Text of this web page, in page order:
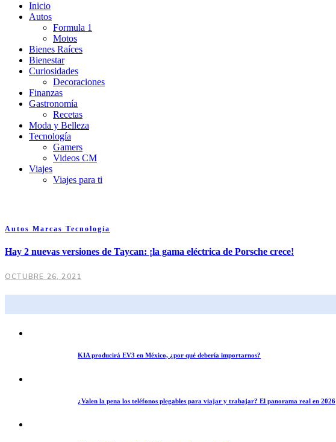
Inicio
Autos
Formula 1
Motos
Bienes Raíces
Bienestar
Curiosidades
Decoraciones
Finanzas
Gastronomía
Recetas
Moda y Belleza
Tecnología
Gamers
Videos CM
Viajes
Viajes para ti
Autos Marcas Tecnología
Hay 2 nuevas versiones de Taycan: ¡la gama eléctrica de Porsche crece!
OCTUBRE 26, 2021
KIA producirá EV3 en México, ¿por qué debería importarnos?
¿Valen la pena los teléfonos plegables para viajar y trabajar? El panorama real en 2026